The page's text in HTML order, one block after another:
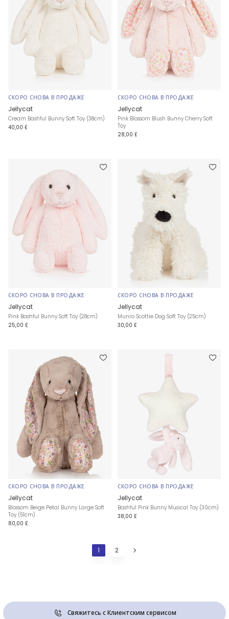
СКОРО СНОВА В ПРОДАЖЕ
Jellycat
Cream Bashful Bunny Soft Toy (38cm)
40,00 £
СКОРО СНОВА В ПРОДАЖЕ
Jellycat
Pink Blossom Blush Bunny Cherry Soft
Toy
28,00 £
СКОРО СНОВА В ПРОДАЖЕ
Jellycat
Pink Bashful Bunny Soft Toy (28cm)
25,00 £
СКОРО СНОВА В ПРОДАЖЕ
Jellycat
Munro Scottie Dog Soft Toy (25cm)
30,00 £
СКОРО СНОВА В ПРОДАЖЕ
Jellycat
Blossom Beige Petal Bunny Large Soft
Toy (51cm)
80,00 £
СКОРО СНОВА В ПРОДАЖЕ
Jellycat
Bashful Pink Bunny Musical Toy (30cm)
38,00 £
1 2
Свяжитесь с Клиентским сервисом